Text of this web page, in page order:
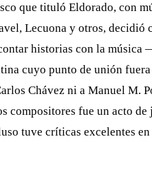
que tituló Eldorado, con
Lecuona y otros, decidió
historias con la
cuyo punto de unión
Chávez ni a Manuel M.
compositores fue un acto
tuve críticas excelentes